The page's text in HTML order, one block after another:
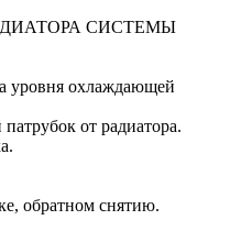
СИСТЕМЫ
уровня охлаждающей
от радиатора.
обратном снятию.